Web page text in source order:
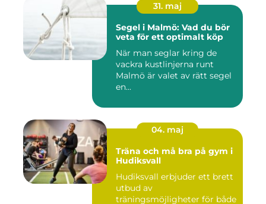
31. maj
Segel i Malmö: Vad du bör
veta för ett optimalt köp
När man seglar kring de
vackra kustlinjerna runt
Malmö är valet av rätt segel
en...
04. maj
Träna och må bra på gym i
Hudiksvall
Hudiksvall erbjuder ett brett
utbud av
träningsmöjligheter för både